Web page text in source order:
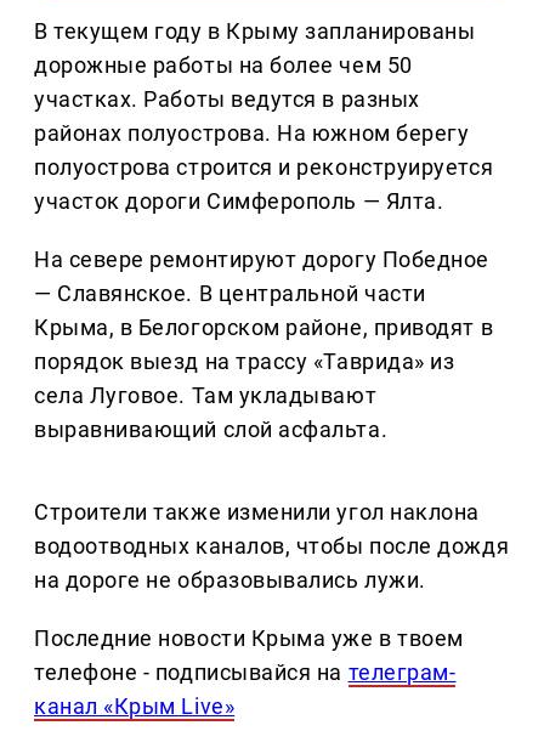
В текущем году в Крыму запланированы
дорожные работы на более чем 50
участках. Работы ведутся в разных
районах полуострова. На южном берегу
полуострова строится и реконструируется
участок дороги Симферополь — Ялта.
На севере ремонтируют дорогу Победное
— Славянское. В центральной части
Крыма, в Белогорском районе, приводят в
порядок выезд на трассу «Таврида» из
села Луговое. Там укладывают
выравнивающий слой асфальта.
Строители также изменили угол наклона
водоотводных каналов, чтобы после дождя
на дороге не образовывались лужи.
Последние новости Крыма уже в твоем
телефоне - подписывайся на телеграм-
канал «Крым Live»